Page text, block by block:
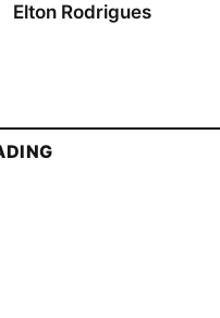
Elton Rodrigues